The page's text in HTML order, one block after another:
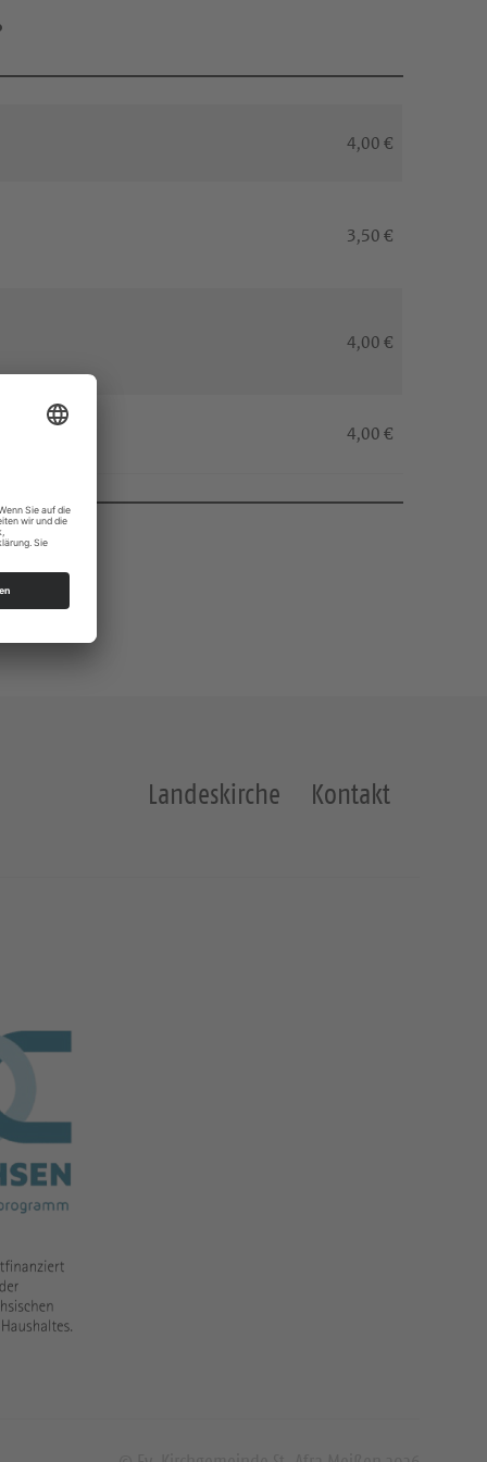
4,00 €
3,50 €
4,00 €
4,00 €
Landeskirche Kontakt